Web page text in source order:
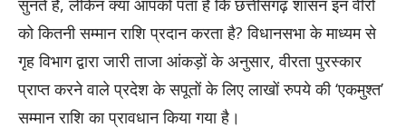
सुनते हैं, लेकिन क्या आपको पता है कि छत्तीसगढ़ शासन इन वीरों
को कितनी सम्मान राशि प्रदान करता है? विधानसभा के माध्यम से
गृह विभाग द्वारा जारी ताजा आंकड़ों के अनुसार, वीरता पुरस्कार
प्राप्त करने वाले प्रदेश के सपूतों के लिए लाखों रुपये की ‘एकमुश्त’
सम्मान राशि का प्रावधान किया गया है।